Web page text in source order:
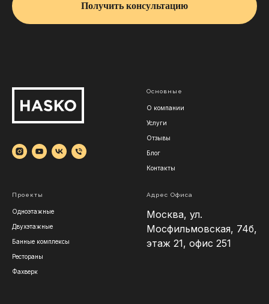
Получить консультацию
Основные
О компании
Услуги
Отзывы
Блог
Контакты
Проекты
Одноэтажные
Двухэтажные
Банные комплексы
Рестораны
Фахверк
Адрес Офиса
Москва, ул.
Мосфильмовская, 74б,
этаж 21, офис 251